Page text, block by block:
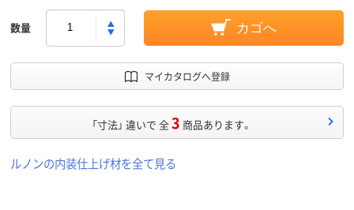
数量 カゴへ
マイカタログへ登録
「寸法」 違いで 全3 商品あります。
ルノンの内装仕上げ材を全て見る